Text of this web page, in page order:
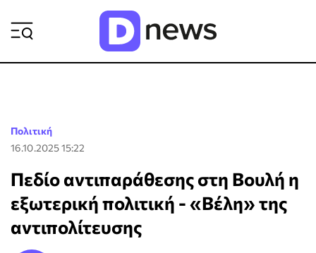
Πολιτική
16.10.2025 15:22
Πεδίο αντιπαράθεσης στη Βουλή η
εξωτερική πολιτική - «Βέλη» της
αντιπολίτευσης